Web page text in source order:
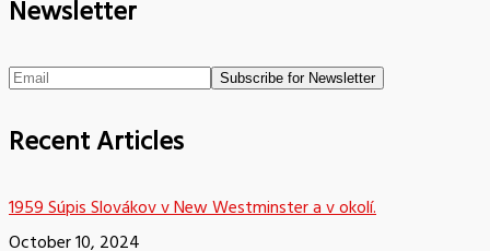
Newsletter
Recent Articles
1959 Súpis Slovákov v New Westminster a v okolí.
October 10, 2024